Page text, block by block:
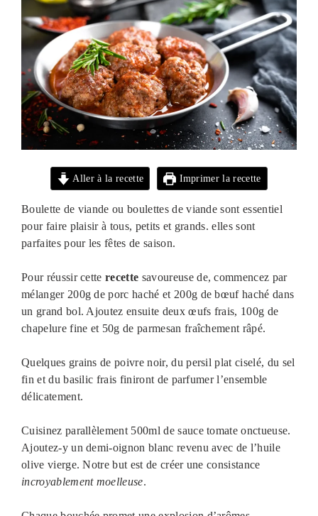
Aller à la recette Imprimer la recette
Boulette de viande ou boulettes de viande sont essentiel
pour faire plaisir à tous, petits et grands. elles sont
parfaites pour les fêtes de saison.
Pour réussir cetterecette savoureuse de, commencez par
mélanger 200g de porc haché et 200g de bœuf haché dans
un grand bol. Ajoutez ensuite deux œufs frais, 100g de
chapelure fine et 50g de parmesan fraîchement râpé.
Quelques grains de poivre noir, du persil plat ciselé, du sel
fin et du basilic frais finiront de parfumer l’ensemble
délicatement.
Cuisinez parallèlement 500ml de sauce tomate onctueuse.
Ajoutez-y un demi-oignon blanc revenu avec de l’huile
olive vierge. Notre but est de créer une consistance
incroyablement moelleuse.